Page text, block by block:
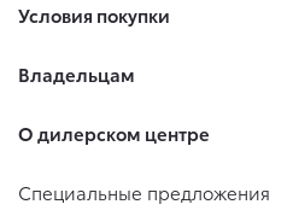
Условия покупки
Владельцам
О дилерском центре
Специальные предложения